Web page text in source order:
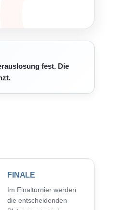
fest. Die
FINALE
Im Finalturnier werden
die entscheidenden